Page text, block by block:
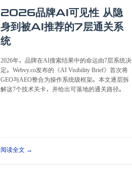
2026品牌AI可见性 从隐
身到被AI推荐的7层通关系
统
2026年，品牌在AI搜索结果中的命运由7层系统决
定。Webvy.co发布的《AI Visibility Brief》首次将
GEO与AEO整合为操作系统级框架。本文逐层拆
解这7个技术关卡，并给出可落地的通关路径。
阅读全文 →